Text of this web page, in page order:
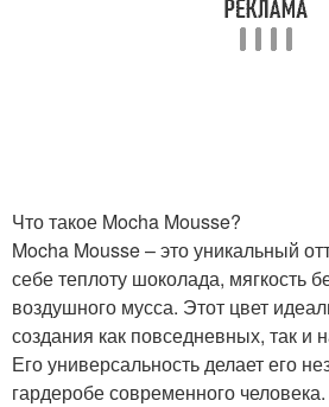
Что такое Mocha Mousse?
Mocha Mousse – это уникальный
себе теплоту шоколада, мягкость
воздушного мусса. Этот цвет
создания как повседневных, так и
Его универсальность делает его
гардеробе современного человека.